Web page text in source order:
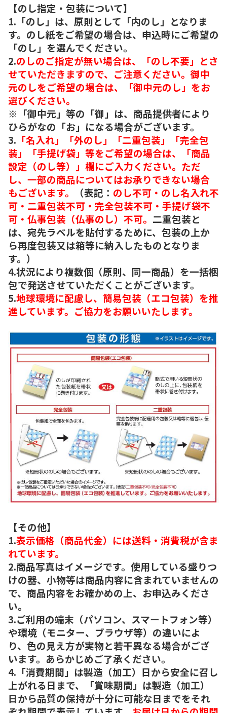
【のし指定・包装について】
1.「のし」は、原則として「内のし」となりま
す。のし紙をご希望の場合は、申込時にご希望の
「のし」を選んでください。
2.のしのご指定が無い場合は、「のし不要」とさ
せていただきますので、ご注意ください。御中
元のしをご希望の場合は、「御中元のし」をお
選びください。
※「御中元」等の「御」は、商品提供者により
ひらがなの「お」になる場合がございます。
3. 「名入れ」「外のし」「二重包装」「完全包
装」「手提げ袋」等をご希望の場合は、「商品
設定（のし等）」欄にご入力ください。ただ
し、一部の商品についてはお承りできない場合
もございます。
（表記： のし不可・のし名入れ不
可・二重包装不可・完全包装不可・手提げ袋不
可・仏事包装（仏事のし）不可。 二重包装と
は、宛先ラベルを貼付するために、包装の上か
ら再度包装又は箱等に納入したものとなりま
す。）
4.状況により複数個（原則、同一商品）を一括梱
包で発送させていただくことがございます。
5.地球環境に配慮し、簡易包装（エコ包装）を推
進しています。ご協力をお願いいたします。
【その他】
1.表示価格（商品代金）には送料・消費税が含ま
れています。
2.商品写真はイメージです。使用している盛りつ
けの器、小物等は商品内容に含まれていませんの
で、商品内容をお確かめの上、お申込みくださ
い。
3.ご利用の端末（パソコン、スマートフォン等）
や環境（モニター、ブラウザ等）の違いによ
り、色の見え方が実物と若干異なる場合がござ
います。あらかじめご了承ください。
4.「消費期間」は製造（加工）日から安全に召し
上がれる日まで、「賞味期間」は製造（加工）
日から品質の保持が十分に可能な日までをそれ